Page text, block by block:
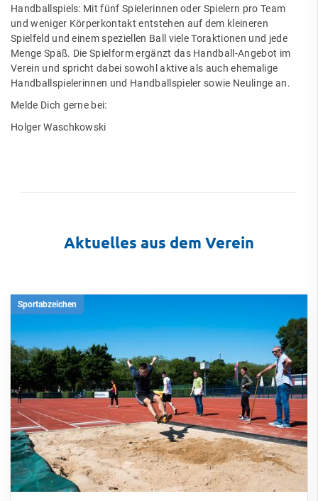
Handballspiels: Mit fünf Spielerinnen oder Spielern pro Team
und weniger Körperkontakt entstehen auf dem kleineren
Spielfeld und einem speziellen Ball viele Toraktionen und jede
Menge Spaß. Die Spielform ergänzt das Handball-Angebot im
Verein und spricht dabei sowohl aktive als auch ehemalige
Handballspielerinnen und Handballspieler sowie Neulinge an.
Melde Dich gerne bei:
Holger Waschkowski
Aktuelles aus dem Verein
Sportabzeichen